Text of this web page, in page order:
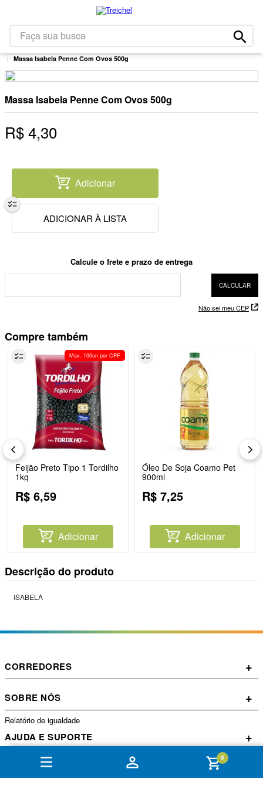
Faça sua busca
0
Massa Isabela Penne Com Ovos 500g
Massa Isabela Penne Com Ovos 500g
R$4,30
Adicionar
Não sei meu CEP
Compre também
Max. 100un por CPF
Feijão Preto Tipo 1 Tordilho
1kg
R$ 6,59
Adicionar
Óleo De Soja Coamo Pet
900ml
R$ 7,25
Adicionar
Descrição do produto
ISABELA
CORREDORES +
SOBRE NÓS +
Relatório de igualdade
AJUDA E SUPORTE +
2º leite
3º papel higiênico
6º
7º chocolate
9º massa
detergente